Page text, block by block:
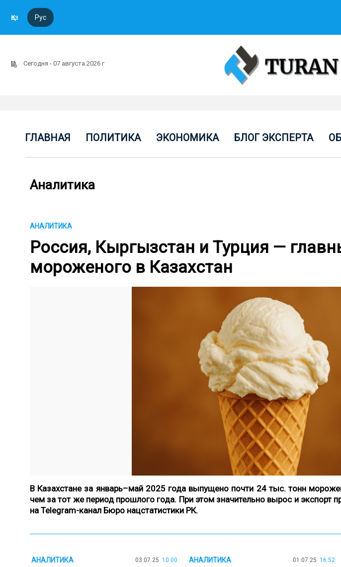
Қаз Рус
Сегодня - 07 августа 2026 г
ГЛАВНАЯ ПОЛИТИКА ЭКОНОМИКА БЛОГ ЭКСПЕРТА
Аналитика
АНАЛИТИКА
Россия, Кыргызстан и Турция —
мороженого в Казахстан
В Казахстане за январь–май 2025 года выпущено почти 24 тыс. тонн
чем за тот же период прошлого года. При этом значительно вырос и экспорт
на Telegram-канал Бюро нацстатистики РК.
АНАЛИТИКА 03.07.25 10:00 АНАЛИТИКА 01.07.25 16:52